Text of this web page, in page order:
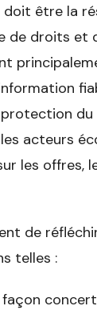
être la
de droits et
protection
acteurs
les offres,
de
telles :
façon